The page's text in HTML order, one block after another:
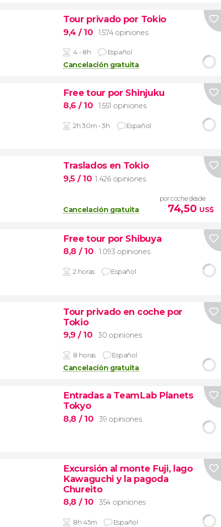
Tour privado por Tokio
9,4 / 10 1.574 opiniones
4 - 8h Español
Cancelación gratuita
Free tour por Shinjuku
8,6 / 10 1.551 opiniones
2h 30m - 3h Español
Traslados en Tokio
9,5 / 10 1.426 opiniones
Cancelación gratuita
por coche desde
74,50 US$
Free tour por Shibuya
8,8 / 10 1.093 opiniones
2 horas Español
Tour privado en coche por
Tokio
9,9 / 10 30 opiniones
8 horas Español
Cancelación gratuita
Entradas a TeamLab Planets
Tokyo
8,8 / 10 39 opiniones
Excursión al monte Fuji, lago
Kawaguchi y la pagoda
Chureito
8,8 / 10 354 opiniones
8h 45m Español